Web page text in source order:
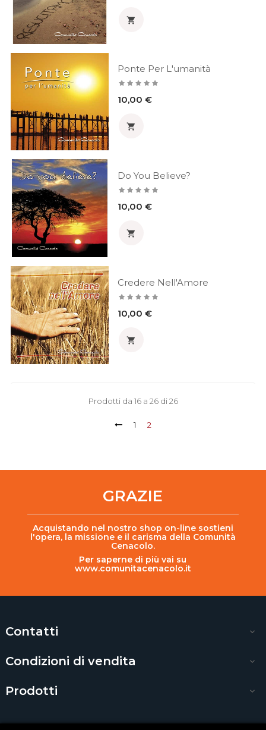

Ponte Per L'umanità
Prezzo
10,00 €

Do You Believe?
Prezzo
10,00 €

Credere Nell'Amore
Prezzo
10,00 €

Prodotti da 16 a 26 di 26
1 2
GRAZIE
Acquistando nel nostro shop on-line sostieni
l'opera, la missione e il carisma della Comunità
Cenacolo.
Per saperne di più vai su
www.comunitacenacolo.it
Contatti 
Condizioni di vendita 
Prodotti 